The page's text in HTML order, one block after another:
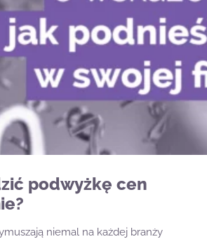
podwyżkę cen
niemal na każdej branży